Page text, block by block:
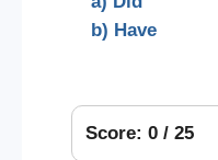
b) Have
Score: 0 / 25